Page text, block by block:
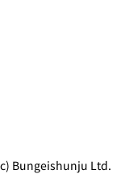
Bungeishunju Ltd.